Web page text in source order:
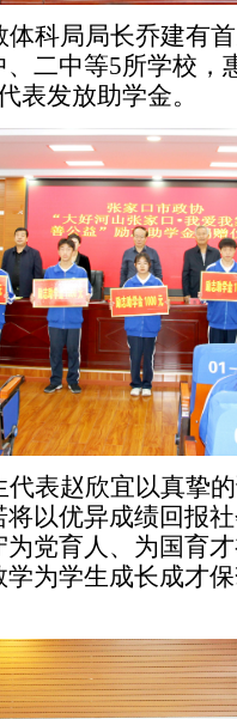
科局局长乔建有
、二中等5所学校，
表发放助学金。
代表赵欣宜以真挚
以优异成绩回报
党育人、为国育
为学生成长成才